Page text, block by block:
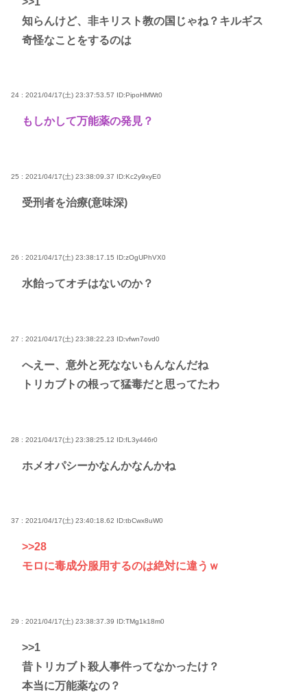
知らんけど、非キリスト教の国じゃね？キルギス
奇怪なことをするのは
24 : 2021/04/17(土) 23:37:53.57 ID:PipoHMWt0
もしかして万能薬の発見？
25 : 2021/04/17(土) 23:38:09.37 ID:Kc2y9xyE0
受刑者を治療(意味深)
26 : 2021/04/17(土) 23:38:17.15 ID:zOgUPhVX0
水飴ってオチはないのか？
27 : 2021/04/17(土) 23:38:22.23 ID:vfwn7ovd0
へえー、意外と死なないもんなんだね
トリカブトの根って猛毒だと思ってたわ
28 : 2021/04/17(土) 23:38:25.12 ID:fL3y446r0
ホメオパシーかなんかなんかね
37 : 2021/04/17(土) 23:40:18.62 ID:tbCwx8uW0
>>28
モロに毒成分服用するのは絶対に違うｗ
29 : 2021/04/17(土) 23:38:37.39 ID:TMg1k18m0
>>1
昔トリカブト殺人事件ってなかったけ？
本当に万能薬なの？